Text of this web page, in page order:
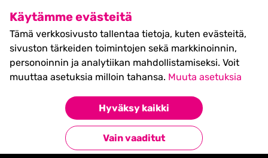
Käytämme evästeitä
Tämä verkkosivusto tallentaa tietoja, kuten evästeitä,
sivuston tärkeiden toimintojen sekä markkinoinnin,
personoinnin ja analytiikan mahdollistamiseksi. Voit
muuttaa asetuksia milloin tahansa. Muuta asetuksia
Hyväksy kaikki
Vain vaaditut
SHIFT Business Festival
27.5.2027, Turku - liput
myynnissä nyt! >>
Partners»Arla
Takaisin kumppaneihin